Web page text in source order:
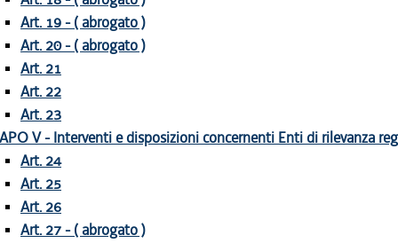
Art. 19 - ( abrogato )
Art. 20 - ( abrogato )
Art. 21
Art. 22
Art. 23
V - Interventi e disposizioni concernenti Enti di rilevanza
Art. 24
Art. 25
Art. 26
Art. 27 - ( abrogato )